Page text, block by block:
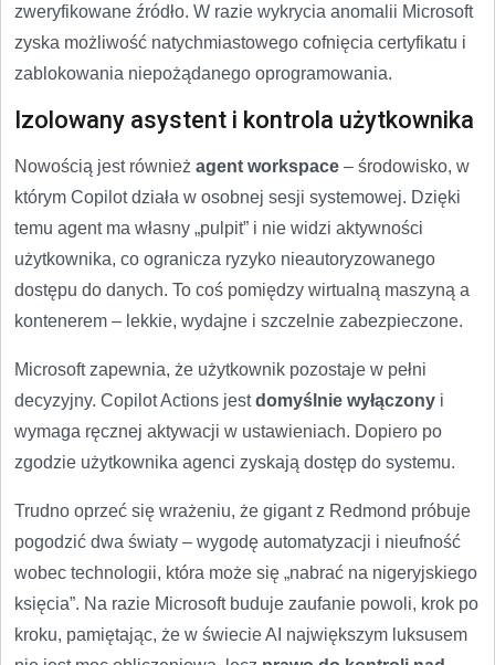
zweryfikowane źródło. W razie wykrycia anomalii Microsoft
zyska możliwość natychmiastowego cofnięcia certyfikatu i
zablokowania niepożądanego oprogramowania.
Izolowany asystent i kontrola użytkownika
Nowością jest również agent workspace – środowisko, w
którym Copilot działa w osobnej sesji systemowej. Dzięki
temu agent ma własny „pulpit” i nie widzi aktywności
użytkownika, co ogranicza ryzyko nieautoryzowanego
dostępu do danych. To coś pomiędzy wirtualną maszyną a
kontenerem – lekkie, wydajne i szczelnie zabezpieczone.
Microsoft zapewnia, że użytkownik pozostaje w pełni
decyzyjny. Copilot Actions jestdomyślnie wyłączony i
wymaga ręcznej aktywacji w ustawieniach. Dopiero po
zgodzie użytkownika agenci zyskają dostęp do systemu.
Trudno oprzeć się wrażeniu, że gigant z Redmond próbuje
pogodzić dwa światy – wygodę automatyzacji i nieufność
wobec technologii, która może się „nabrać na nigeryjskiego
księcia”. Na razie Microsoft buduje zaufanie powoli, krok po
kroku, pamiętając, że w świecie AI największym luksusem